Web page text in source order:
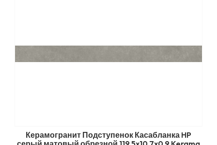
Керамогранит Подступенок Касабланка HP